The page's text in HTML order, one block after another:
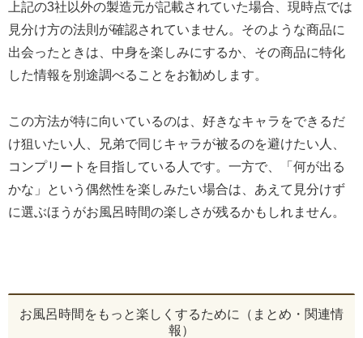
上記の3社以外の製造元が記載されていた場合、現時点では
見分け方の法則が確認されていません。そのような商品に
出会ったときは、中身を楽しみにするか、その商品に特化
した情報を別途調べることをお勧めします。
この方法が特に向いているのは、好きなキャラをできるだ
け狙いたい人、兄弟で同じキャラが被るのを避けたい人、
コンプリートを目指している人です。一方で、「何が出る
かな」という偶然性を楽しみたい場合は、あえて見分けず
に選ぶほうがお風呂時間の楽しさが残るかもしれません。
お風呂時間をもっと楽しくするために（まとめ・関連情
報）